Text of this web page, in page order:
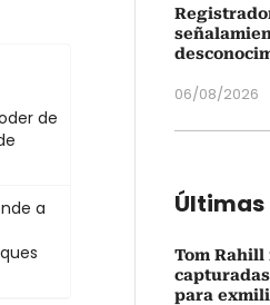
de
a
06/08/2026
Tom Rahill
para